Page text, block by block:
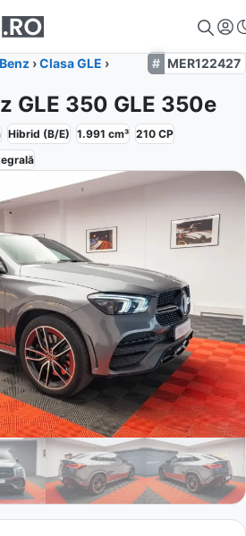
›Clasa GLE ›
MER122427
GLE 350 GLE 350e
Hibrid (B/E) 1.991 cm³ 210 CP